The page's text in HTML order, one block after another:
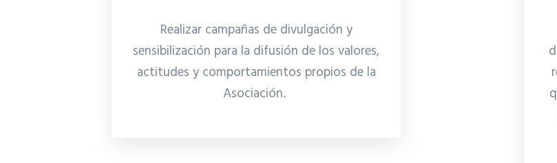
Realizar campañas de divulgación y
sensibilización para la difusión de los valores,
actitudes y comportamientos propios de la
Asociación.